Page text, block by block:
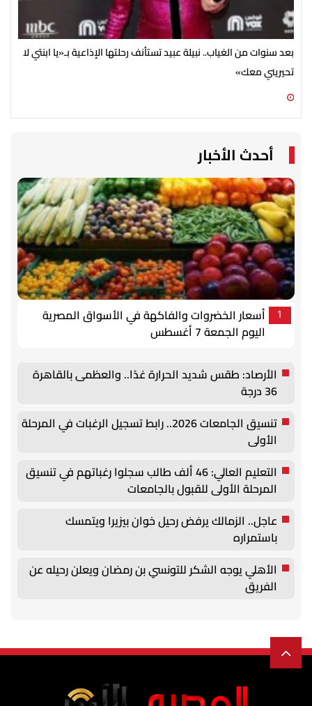
بعد سنوات من الغياب.. نبيلة عبيد تستأنف رحلتها الإذاعية بـ«يا ابنتي لا
تحيريني معك»
أحدث الأخبار
1
أسعار الخضروات والفاكهة في الأسواق المصرية
اليوم الجمعة 7 أغسطس
الأرصاد: طقس شديد الحرارة غدًا.. والعظمى بالقاهرة
36 درجة
تنسيق الجامعات 2026.. رابط تسجيل الرغبات في المرحلة
الأولى
التعليم العالي: 46 ألف طالب سجلوا رغباتهم في تنسيق
المرحلة الأولى للقبول بالجامعات
عاجل.. الزمالك يرفض رحيل خوان بيزيرا ويتمسك
باستمراره
الأهلي يوجه الشكر للتونسي بن رمضان ويعلن رحيله عن
الفريق